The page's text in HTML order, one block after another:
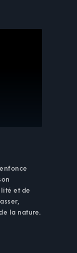
et de
la nature.